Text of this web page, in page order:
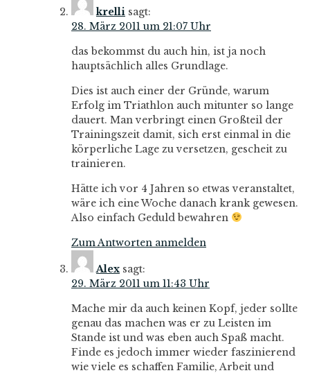
krelli sagt:
28. März 2011 um 21:07 Uhr
das bekommst du auch hin, ist ja noch
hauptsächlich alles Grundlage.
Dies ist auch einer der Gründe, warum
Erfolg im Triathlon auch mitunter so lange
dauert. Man verbringt einen Großteil der
Trainingszeit damit, sich erst einmal in die
körperliche Lage zu versetzen, gescheit zu
trainieren.
Hätte ich vor 4 Jahren so etwas veranstaltet,
wäre ich eine Woche danach krank gewesen.
Also einfach Geduld bewahren
Zum Antworten anmelden
Alex sagt:
29. März 2011 um 11:43 Uhr
Mache mir da auch keinen Kopf, jeder sollte
genau das machen was er zu Leisten im
Stande ist und was eben auch Spaß macht.
Finde es jedoch immer wieder faszinierend
wie viele es schaffen Familie, Arbeit und